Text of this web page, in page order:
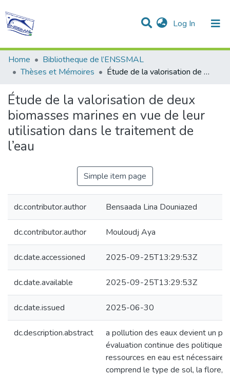
Log In (current)
Communities & Collections
Statistics
All of DSpace
Home
Bibliotheque de l’ENSSMAL
Thèses et Mémoires
Étude de la valorisation de deux biomasses marines en vue de leur utilisation dans le traitement de l’eau
Étude de la valorisation de deux
biomasses marines en vue de leur
utilisation dans le traitement de
l’eau
Simple item page
dc.contributor.author Bensaada Lina Douniazed
dc.contributor.author Mouloudj Aya
dc.date.accessioned 2025-09-25T13:29:53Z
dc.date.available 2025-09-25T13:29:53Z
dc.date.issued 2025-06-30
dc.description.abstract
a pollution des eaux devient un
évaluation continue des politiques
ressources en eau est nécessaire
comprend le type de sol, la flore,